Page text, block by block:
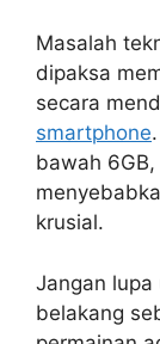
Masalah
dipaksa
secara
smartphone
bawah
krusial.
Jangan
belakang